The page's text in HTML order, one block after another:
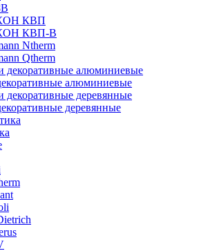
КВП
КВП-В
Ntherm
Qtherm
алюминиевые
деревянные